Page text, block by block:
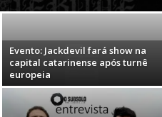
Evento: Jackdevil fará show na
capital catarinense após turnê
europeia